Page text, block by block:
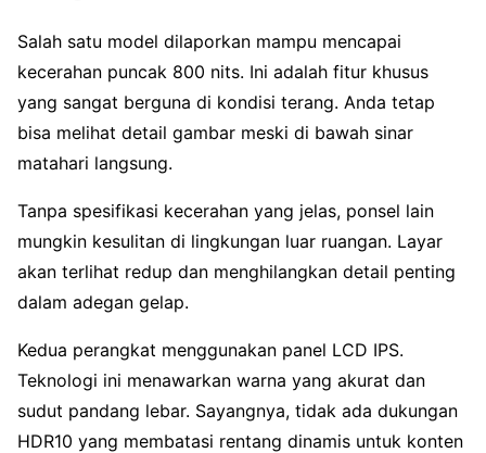
Salah satu model dilaporkan mampu mencapai
kecerahan puncak 800 nits. Ini adalah fitur khusus
yang sangat berguna di kondisi terang. Anda tetap
bisa melihat detail gambar meski di bawah sinar
matahari langsung.
Tanpa spesifikasi kecerahan yang jelas, ponsel lain
mungkin kesulitan di lingkungan luar ruangan. Layar
akan terlihat redup dan menghilangkan detail penting
dalam adegan gelap.
Kedua perangkat menggunakan panel LCD IPS.
Teknologi ini menawarkan warna yang akurat dan
sudut pandang lebar. Sayangnya, tidak ada dukungan
HDR10 yang membatasi rentang dinamis untuk konten